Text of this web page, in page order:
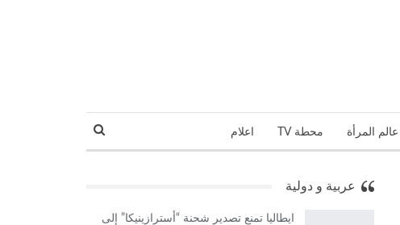
عالم المرأة محطة TV اعلام
عربية و دولية
ايطاليا تمنع تصدير شحنة “أسترازينيكا” إلى